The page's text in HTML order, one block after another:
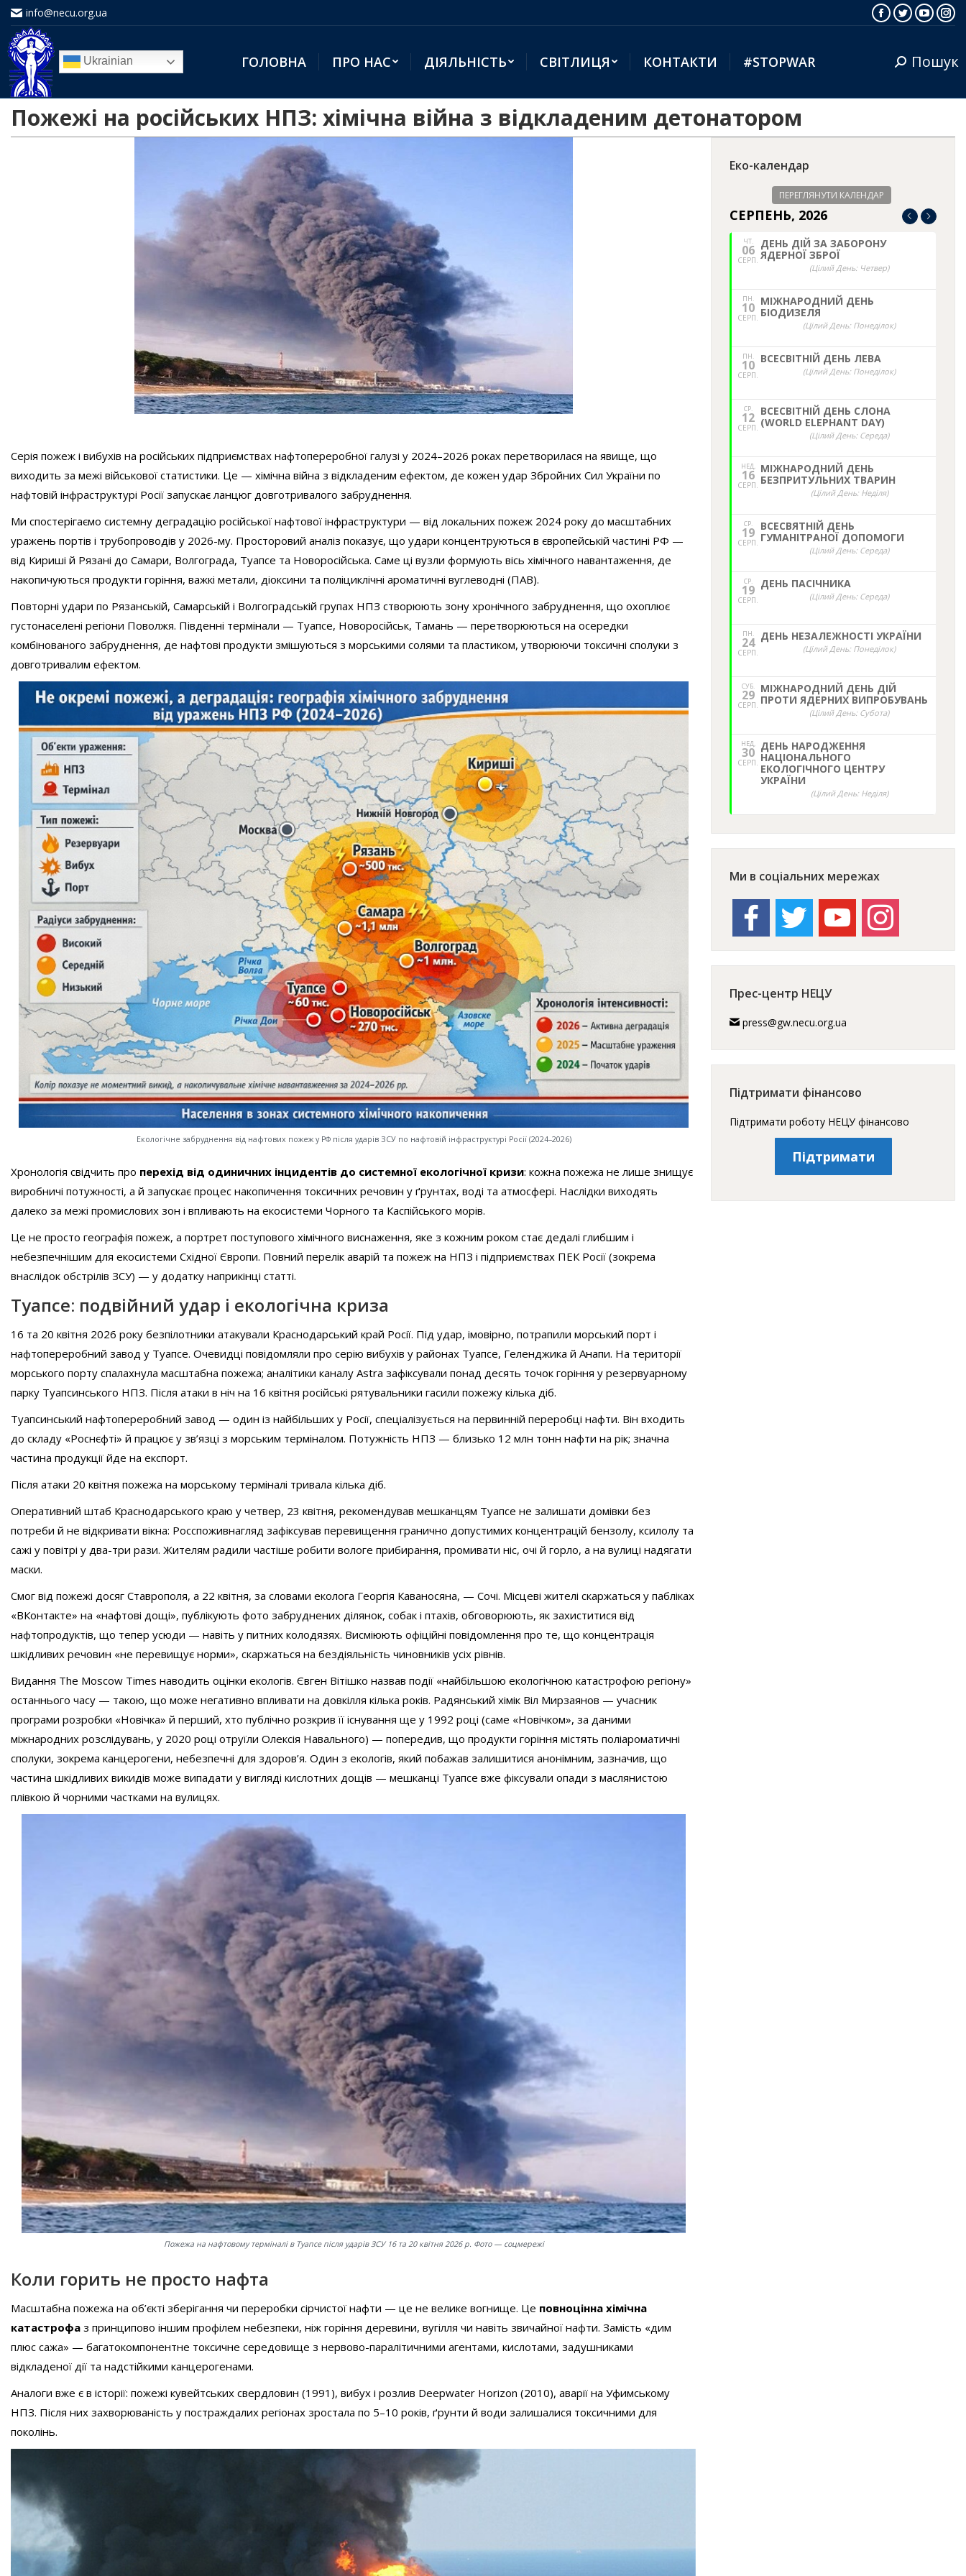
info@necu.org.ua
Facebook
Twitter
Ukrainian ГОЛОВНА ПРО НАС ДІЯЛЬНІСТЬ СВІТЛИЦЯ КОНТАКТИ #STOPWAR Search:Пошук
Пожежі на російських НПЗ: хімічна війна з відкладеним детонатором
Серія пожеж і вибухів на російських підприємствах нафтопереробної галузі у 2024–2026 роках перетворилася на явище, що
виходить за межі військової статистики. Це — хімічна війна з відкладеним ефектом, де кожен удар Збройних Сил України по
нафтовій інфраструктурі Росії запускає ланцюг довготривалого забруднення.
Ми спостерігаємо системну деградацію російської нафтової інфраструктури — від локальних пожеж 2024 року до масштабних
уражень портів і трубопроводів у 2026-му. Просторовий аналіз показує, що удари концентруються в європейській частині РФ —
від Кириші й Рязані до Самари, Волгограда, Туапсе та Новоросійська. Саме ці вузли формують вісь хімічного навантаження, де
накопичуються продукти горіння, важкі метали, діоксини та поліциклічні ароматичні вуглеводні (ПАВ).
Повторні удари по Рязанській, Самарській і Волгоградській групах НПЗ створюють зону хронічного забруднення, що охоплює
густонаселені регіони Поволжя. Південні термінали — Туапсе, Новоросійськ, Тамань — перетворюються на осередки
комбінованого забруднення, де нафтові продукти змішуються з морськими солями та пластиком, утворюючи токсичні сполуки з
довготривалим ефектом.
Екологічне забруднення від нафтових пожеж у РФ після ударів ЗСУ по нафтовій інфраструктурі Росії (2024–2026)
Хронологія свідчить про перехід від одиничних інцидентів до системної екологічної кризи: кожна пожежа не лише знищує
виробничі потужності, а й запускає процес накопичення токсичних речовин у ґрунтах, воді та атмосфері. Наслідки виходять
далеко за межі промислових зон і впливають на екосистеми Чорного та Каспійського морів.
Це не просто географія пожеж, а портрет поступового хімічного виснаження, яке з кожним роком стає дедалі глибшим і
небезпечнішим для екосистеми Східної Європи. Повний перелік аварій та пожеж на НПЗ і підприємствах ПЕК Росії (зокрема
внаслідок обстрілів ЗСУ) — у додатку наприкінці статті.
Туапсе: подвійний удар і екологічна криза
16 та 20 квітня 2026 року безпілотники атакували Краснодарський край Росії. Під удар, імовірно, потрапили морський порт і
нафтопереробний завод у Туапсе. Очевидці повідомляли про серію вибухів у районах Туапсе, Геленджика й Анапи. На території
морського порту спалахнула масштабна пожежа; аналітики каналу Astra зафіксували понад десять точок горіння у резервуарному
парку Туапсинського НПЗ. Після атаки в ніч на 16 квітня російські рятувальники гасили пожежу кілька діб.
Туапсинський нафтопереробний завод — один із найбільших у Росії, спеціалізується на первинній переробці нафти. Він входить
до складу «Роснєфті» й працює у зв’язці з морським терміналом. Потужність НПЗ — близько 12 млн тонн нафти на рік; значна
частина продукції йде на експорт.
Після атаки 20 квітня пожежа на морському терміналі тривала кілька діб.
Оперативний штаб Краснодарського краю у четвер, 23 квітня, рекомендував мешканцям Туапсе не залишати домівки без
потреби й не відкривати вікна: Росспоживнагляд зафіксував перевищення гранично допустимих концентрацій бензолу, ксилолу та
сажі у повітрі у два-три рази. Жителям радили частіше робити вологе прибирання, промивати ніс, очі й горло, а на вулиці надягати
маски.
Смог від пожежі досяг Ставрополя, а 22 квітня, за словами еколога Георгія Каваносяна, — Сочі. Місцеві жителі скаржаться у пабліках
«ВКонтакте» на «нафтові дощі», публікують фото забруднених ділянок, собак і птахів, обговорюють, як захиститися від
нафтопродуктів, що тепер усюди — навіть у питних колодязях. Висміюють офіційні повідомлення про те, що концентрація
шкідливих речовин «не перевищує норми», скаржаться на бездіяльність чиновників усіх рівнів.
Видання The Moscow Times наводить оцінки екологів. Євген Вітішко назвав події «найбільшою екологічною катастрофою регіону»
останнього часу — такою, що може негативно впливати на довкілля кілька років. Радянський хімік Віл Мирзаянов — учасник
програми розробки «Новічка» й перший, хто публічно розкрив її існування ще у 1992 році (саме «Новічком», за даними
міжнародних розслідувань, у 2020 році отруїли Олексія Навального) — попередив, що продукти горіння містять поліароматичні
сполуки, зокрема канцерогени, небезпечні для здоров’я. Один з екологів, який побажав залишитися анонімним, зазначив, що
частина шкідливих викидів може випадати у вигляді кислотних дощів — мешканці Туапсе вже фіксували опади з маслянистою
плівкою й чорними частками на вулицях.
Пожежа на нафтовому терміналі в Туапсе після ударів ЗСУ 16 та 20 квітня 2026 р. Фото — соцмережі
Коли горить не просто нафта
Масштабна пожежа на об’єкті зберігання чи переробки сірчистої нафти — це не велике вогнище. Це повноцінна хімічна
катастрофа з принципово іншим профілем небезпеки, ніж горіння деревини, вугілля чи навіть звичайної нафти. Замість «дим
плюс сажа» — багатокомпонентне токсичне середовище з нервово-паралітичними агентами, кислотами, задушниками
відкладеної дії та надстійкими канцерогенами.
Аналоги вже є в історії: пожежі кувейтських свердловин (1991), вибух і розлив Deepwater Horizon (2010), аварії на Уфимському
НПЗ. Після них захворюваність у постраждалих регіонах зростала по 5–10 років, ґрунти й води залишалися токсичними для
поколінь.
Еко-календар
ПЕРЕГЛЯНУТИ КАЛЕНДАР
СЕРПЕНЬ, 2026
ЧТ.
06
СЕРП.
ДЕНЬ ДІЙ ЗА ЗАБОРОНУ
ЯДЕРНОЇ ЗБРОЇ
(Цілий День: Четвер)
ПН.
10
СЕРП.
МІЖНАРОДНИЙ ДЕНЬ
БІОДИЗЕЛЯ
(Цілий День: Понеділок)
ПН.
10
СЕРП.
ВСЕСВІТНІЙ ДЕНЬ ЛЕВА
(Цілий День: Понеділок)
СР.
12
СЕРП.
ВСЕСВІТНІЙ ДЕНЬ СЛОНА
(WORLD ELEPHANT DAY)
(Цілий День: Середа)
НЕД,
16
СЕРП.
МІЖНАРОДНИЙ ДЕНЬ
БЕЗПРИТУЛЬНИХ ТВАРИН
(Цілий День: Неділя)
СР.
19
СЕРП.
ВСЕСВЯТНІЙ ДЕНЬ
ГУМАНІТРАНОЇ ДОПОМОГИ
(Цілий День: Середа)
СР.
19
СЕРП.
ДЕНЬ ПАСІЧНИКА
(Цілий День: Середа)
ПН.
24
СЕРП.
ДЕНЬ НЕЗАЛЕЖНОСТІ УКРАЇНИ
(Цілий День: Понеділок)
СУБ.
29
СЕРП.
МІЖНАРОДНИЙ ДЕНЬ ДІЙ
ПРОТИ ЯДЕРНИХ ВИПРОБУВАНЬ
(Цілий День: Субота)
НЕД,
30
СЕРП.
ДЕНЬ НАРОДЖЕННЯ
НАЦІОНАЛЬНОГО
ЕКОЛОГІЧНОГО ЦЕНТРУ
УКРАЇНИ
(Цілий День: Неділя)
Ми в соціальних мережах
facebook twitter youtube instagram
Прес-центр НЕЦУ
press@gw.necu.org.ua
Підтримати фінансово
Підтримати роботу НЕЦУ фінансово
Підтримати